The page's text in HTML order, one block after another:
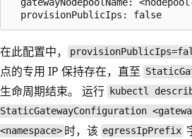
在此配置中，
点的专用 IP 保持存在，直至
生命周期结束。 运行
kubectl
StaticGatewayConfiguration
<namespace> 时，该 egressIpPrefix